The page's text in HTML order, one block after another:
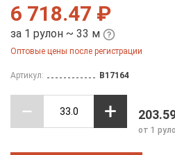
6 718.47 ₽
за 1 рулон ~ 33 м
Оптовые цены после регистрации
Артикул: B17164
от 1